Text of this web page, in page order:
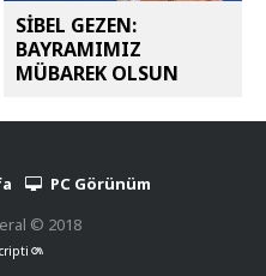
SİBEL GEZEN:
BAYRAMIMIZ
MÜBAREK OLSUN
PC Görünüm
© 2018